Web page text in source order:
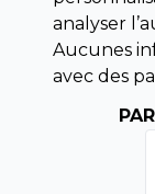
Droit de
Conditions
Horaires
analyser
Aucunes
avec des